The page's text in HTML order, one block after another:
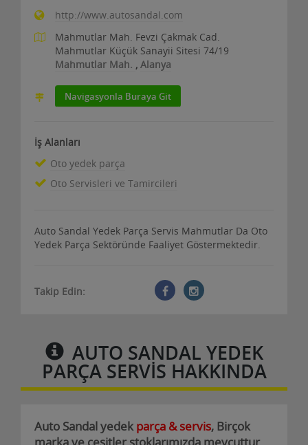
http://www.autosandal.com
Mahmutlar Mah. Fevzi Çakmak Cad.
Mahmutlar Küçük Sanayii Sitesi 74/19
Mahmutlar Mah. , Alanya
Navigasyonla Buraya Git
İş Alanları
Oto yedek parça
Oto Servisleri ve Tamircileri
Auto Sandal Yedek Parça Servis Mahmutlar Da Oto
Yedek Parça Sektöründe Faaliyet Göstermektedir.
Takip Edin:
AUTO SANDAL YEDEK
PARÇA SERVIS HAKKINDA
Auto Sandal yedek parça & servis, Birçok
marka ve çeşitler stoklarımızda mevcuttur